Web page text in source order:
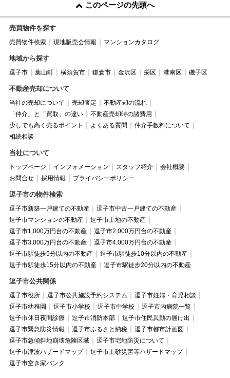
このページの先頭へ
売買物件を探す
売買物件検索 現地販売会情報 マンションカタログ
地域から探す
逗子市 葉山町 横須賀市 鎌倉市 金沢区 栄区 港南区 磯子区
不動産売却について
当社の売却について 売却査定
不動産却の流れ
「仲介」と「買取」の違い
不動産売却時の諸費用
少しでも高く売るポイント
よくある質問
仲介手数料について
相続相談
当社について
トップページ インフォメーション スタッフ紹介
会社概要
お問合せ
採用情報 プライバシーポリシー
逗子市の物件検索
逗子市新築一戸建ての不動産
逗子市中古一戸建ての不動産
逗子市マンションの不動産
逗子市土地の不動産
逗子市1,000万円台の不動産
逗子市2,000万円台の不動産
逗子市3,000万円台の不動産
逗子市4,000万円台の不動産
逗子市駅徒歩5分以内の不動産
逗子市駅徒歩10分以内の不動産
逗子市駅徒歩15分以内の不動産
逗子市駅徒歩20分以内の不動産
逗子市公共関係
逗子市役所 逗子市公共施設予約システム
逗子市妊婦・育児相談
逗子市幼稚園
逗子市小学校 逗子市中学校
逗子市内病院一覧
逗子市休日夜間診療
逗子市消防本部
逗子市住民異動の届け出
逗子市緊急防災情報
逗子市ふるさと納税
逗子市都市計画図
逗子市急傾斜地崩壊危険区域
逗子市宅地防災について
逗子市津波ハザードマップ
逗子市土砂災害等ハザードマップ
逗子市空き家バンク